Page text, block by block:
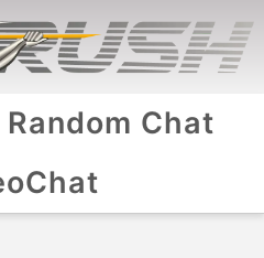
Random Chat